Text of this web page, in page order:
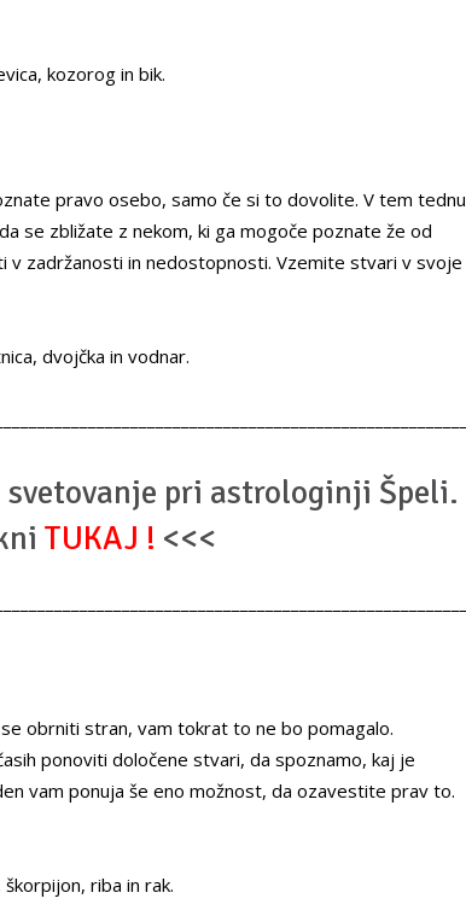
kozorog in bik.
pravo osebo, samo če si to dovolite. V tem tednu
se zbližate z nekom, ki ga mogoče poznate že od
v zadržanosti in nedostopnosti. Vzemite stvari v svoje
dvojčka in vodnar.
pri astrologinji Špeli.
TUKAJ ! <<<
obrniti stran, vam tokrat to ne bo pomagalo.
ponoviti določene stvari, da spoznamo, kaj je
vam ponuja še eno možnost, da ozavestite prav to.
riba in rak.